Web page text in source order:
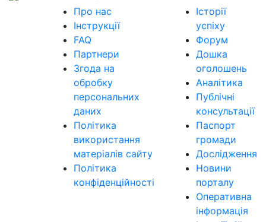
Про нас
Інструкції
FAQ
Партнери
Згода на
обробку
персональних
даних
Політика
використання
матеріалів сайту
Політика
конфіденційності
Історії
успіху
Форум
Дошка
оголошень
Аналітика
Публічні
консультації
Паспорт
громади
Дослідження
Новини
порталу
Оперативна
інформація